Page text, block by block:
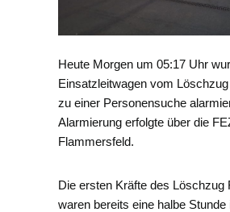
Heute Morgen um 05:17 Uhr
Einsatzleitwagen vom
zu einer Personensuche
Alarmierung erfolgte über die
Flammersfeld.
Die ersten Kräfte des Löschzug
waren bereits eine halbe